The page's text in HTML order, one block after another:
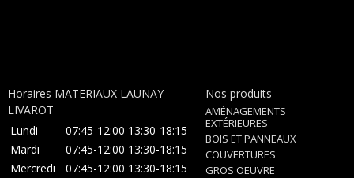
Horaires MATERIAUX LAUNAY-
LIVAROT
Lundi
07:45-12:00 13:30-18:15
Mardi
07:45-12:00 13:30-18:15
Mercredi
07:45-12:00 13:30-18:15
Nos produits
AMÉNAGEMENTS
EXTÉRIEURES
BOIS ET PANNEAUX
COUVERTURES
GROS OEUVRE